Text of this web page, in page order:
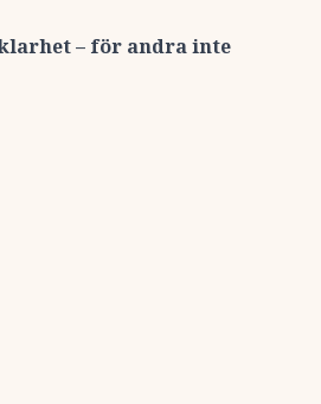
– för andra inte